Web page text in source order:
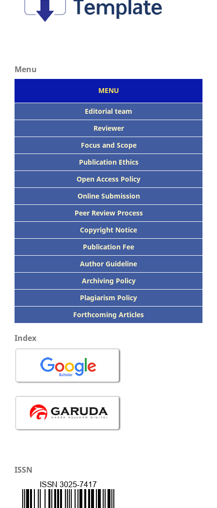
Menu
MENU
Editorial team
Reviewer
Focus and Scope
Publication Ethics
Open Access Policy
Online Submission
Peer Review Process
Copyright Notice
Publication Fee
Author Guideline
Archiving Policy
Plagiarism Policy
Forthcoming Articles
Index
ISSN